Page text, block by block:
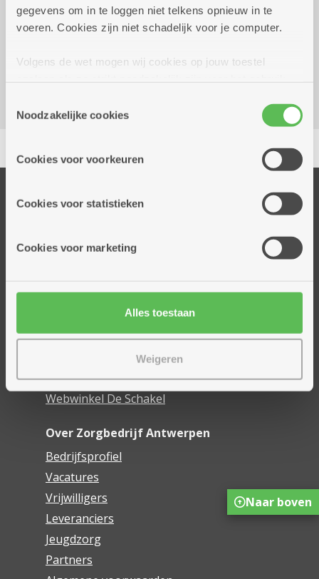
gegevens om in te loggen niet telkens opnieuw in te
voeren. Cookies zijn niet schadelijk voor je computer.
Volgens de wet mogen wij cookies op jouw toestel
cookies hebben we jouw toestemming nodig. Sommige
cookies worden geplaatst door derde partijen die een
informatie over jouw (geanonimiseerd) gebruik van onze
partners kunnen deze gegevens combineren met andere
Noodzakelijke cookies
Cookies voor voorkeuren
Cookies voor statistieken
Cookies voor marketing
Alles toestaan
Weigeren
Reserveer vervoer
P.H. Spaaklaan 5
2660 Hoboken
Assistentiewoningen
Woonzorgcentra
Mijn Zorgbedrijf
Onze innovaties
Mijn Boek
Webwinkel De Schakel
Over Zorgbedrijf Antwerpen
Bedrijfsprofiel
Vacatures
Vrijwilligers
Leveranciers
Jeugdzorg
Partners
Naar boven